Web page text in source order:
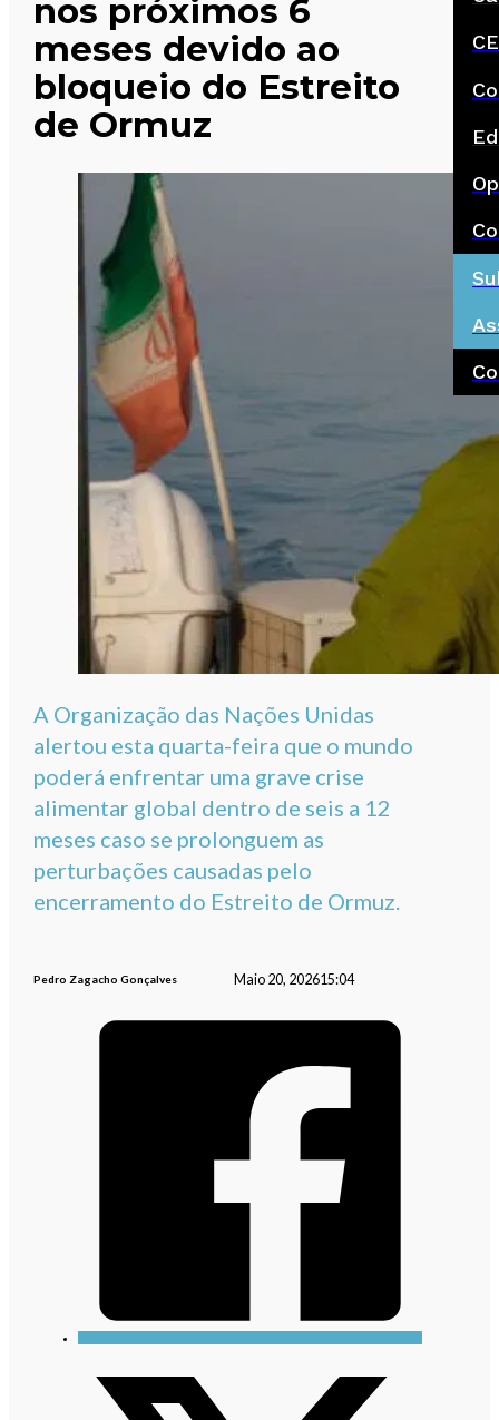
nos próximos 6
meses devido ao
bloqueio do Estreito
de Ormuz
A Organização das Nações Unidas
alertou esta quarta-feira que o mundo
poderá enfrentar uma grave crise
alimentar global dentro de seis a 12
meses caso se prolonguem as
perturbações causadas pelo
encerramento do Estreito de Ormuz.
Pedro Zagacho Gonçalves Maio 20, 202615:04